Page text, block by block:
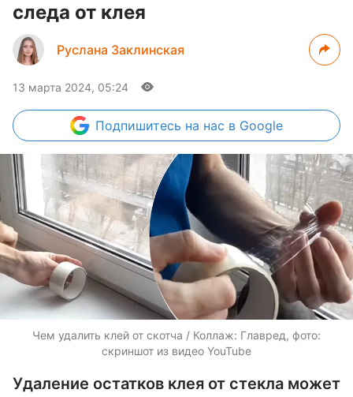
следа от клея
Руслана Заклинская
13 марта 2024, 05:24
Подпишитесь на нас в Google
Чем удалить клей от скотча / Коллаж: Главред, фото:
скриншот из видео YouTube
Удаление остатков клея от стекла может